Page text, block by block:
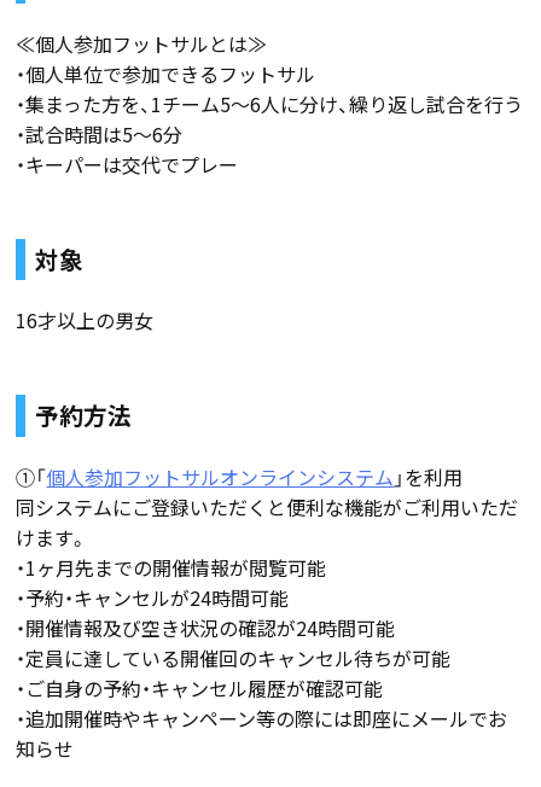
≪個人参加フットサルとは≫
・個人単位で参加できるフットサル
・集まった方を、1チーム5〜6人に分け、繰り返し試合を行う
・試合時間は5〜6分
・キーパーは交代でプレー
対象
16才以上の男女
予約方法
①「個人参加フットサルオンラインシステム 」を利用
同システムにご登録いただくと便利な機能がご利用いただ
けます。
・1ヶ月先までの開催情報が閲覧可能
・予約・キャンセルが24時間可能
・開催情報及び空き状況の確認が24時間可能
・定員に達している開催回のキャンセル待ちが可能
・ご自身の予約・キャンセル履歴が確認可能
・追加開催時やキャンペーン等の際には即座にメールでお
知らせ